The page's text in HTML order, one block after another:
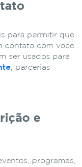
para permitir que
contato com você
ser usados para
, parcerias
e
programas,